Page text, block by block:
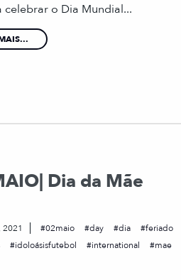
celebrar o Dia Mundial...
Dia da Mãe
2021 02maio day dia
feriado
idoloásisfutebol international
mae